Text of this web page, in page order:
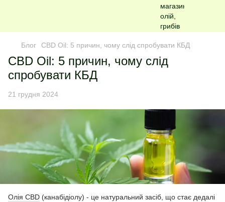
Блог CBD Oil: 5 причин, чому слід спробувати КБД
CBD Oil: 5 причин, чому слід
спробувати КБД
21 грудня 2024
Олія CBD (канабідіолу) - це натуральний засіб, що стає дедалі